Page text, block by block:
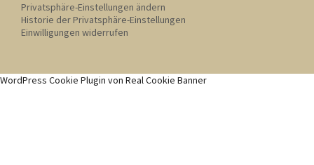
Privatsphäre-Einstellungen ändern
Historie der Privatsphäre-Einstellungen
Einwilligungen widerrufen
WordPress Cookie Plugin von Real Cookie Banner